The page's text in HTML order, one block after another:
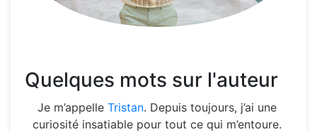
Quelques mots sur l'auteur
Je m’appelle Tristan. Depuis toujours, j’ai une
curiosité insatiable pour tout ce qui m’entoure.